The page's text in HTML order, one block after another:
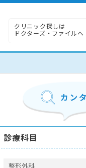
クリニック探しは
ドクターズ・ファイルへ
診療科目
整形外科